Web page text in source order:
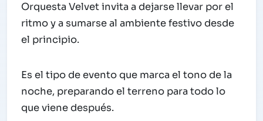
Orquesta Velvet invita a dejarse llevar por el
ritmo y a sumarse al ambiente festivo desde
el principio.
Es el tipo de evento que marca el tono de la
noche, preparando el terreno para todo lo
que viene después.